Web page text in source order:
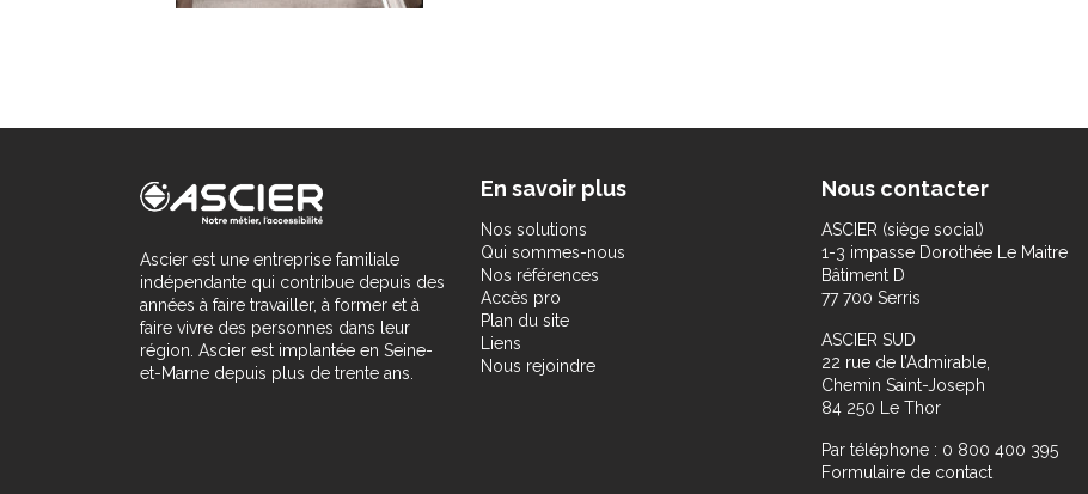
Ascier est une entreprise familiale
indépendante qui contribue depuis des
années à faire travailler, à former et à
faire vivre des personnes dans leur
région. Ascier est implantée en Seine-
et-Marne depuis plus de trente ans.
En savoir plus
Nos solutions
Qui sommes-nous
Nos références
Accès pro
Plan du site
Liens
Nous rejoindre
Nous contacter
ASCIER (siège social)
1-3 impasse Dorothée Le Maitre
Bâtiment D
77 700 Serris
ASCIER SUD
22 rue de l’Admirable,
Chemin Saint-Joseph
84 250 Le Thor
Par téléphone : 0 800 400 395
Formulaire de contact